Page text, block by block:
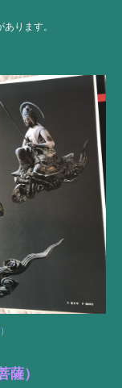
ります。
薩）